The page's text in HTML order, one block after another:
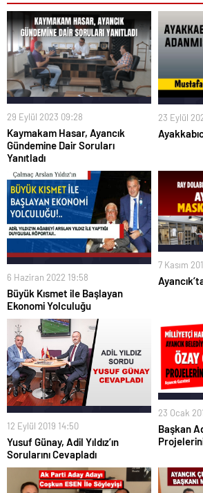
29 Eylül 2023 09:28
Kaymakam Hasar, Ayancık
Gündemine Dair Soruları
Yanıtladı
23 Eylül
6 Haziran 2022 19:58
Büyük Kısmet ile Başlayan
Ekonomi Yolculuğu
7 Kasım
12 Eylül 2019 14:50
Yusuf Günay, Adil Yıldız’ın
Sorularını Cevapladı
23 Ocak
Başkan